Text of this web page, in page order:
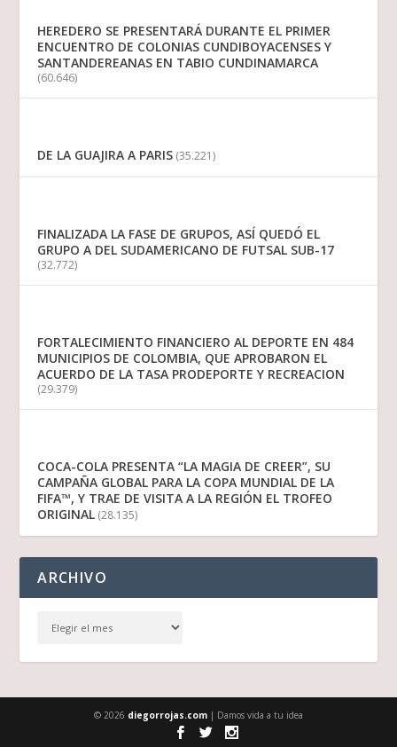
HEREDERO SE PRESENTARÁ DURANTE EL PRIMER
ENCUENTRO DE COLONIAS CUNDIBOYACENSES Y
SANTANDEREANAS EN TABIO CUNDINAMARCA
(60.646)
DE LA GUAJIRA A PARIS (35.221)
FINALIZADA LA FASE DE GRUPOS, ASÍ QUEDÓ EL
GRUPO A DEL SUDAMERICANO DE FUTSAL SUB-17
(32.772)
FORTALECIMIENTO FINANCIERO AL DEPORTE EN 484
MUNICIPIOS DE COLOMBIA, QUE APROBARON EL
ACUERDO DE LA TASA PRODEPORTE Y RECREACION
(29.379)
COCA-COLA PRESENTA “LA MAGIA DE CREER”, SU
CAMPAÑA GLOBAL PARA LA COPA MUNDIAL DE LA
FIFA™, Y TRAE DE VISITA A LA REGIÓN EL TROFEO
ORIGINAL (28.135)
ARCHIVO
© 2026 diegorrojas.com | Damos vida a tu idea